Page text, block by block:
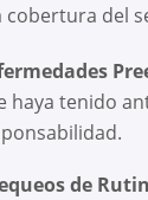
cobertura del
haya tenido
de